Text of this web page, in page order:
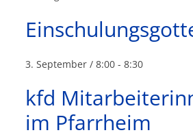
3. September / 8:00 -8:30
kfd
im Pfarrheim